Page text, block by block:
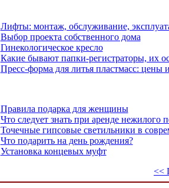
Лифты: монтаж, обслуживание,
Выбор проекта собственного дома
Гинекологическое кресло
Какие бывают папки-регистраторы, их
Пресс-форма для литья пластмасс: цены
Правила подарка для женщины
Что следует знать при аренде нежилого
Точечные гипсовые светильники в
Что подарить на день рождения?
Установка концевых муфт
<<